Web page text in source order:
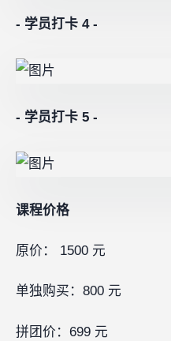
- 学员打卡 4 -
- 学员打卡 5 -
课程价格
原价： 1500 元
单独购买：800 元
拼团价：699 元